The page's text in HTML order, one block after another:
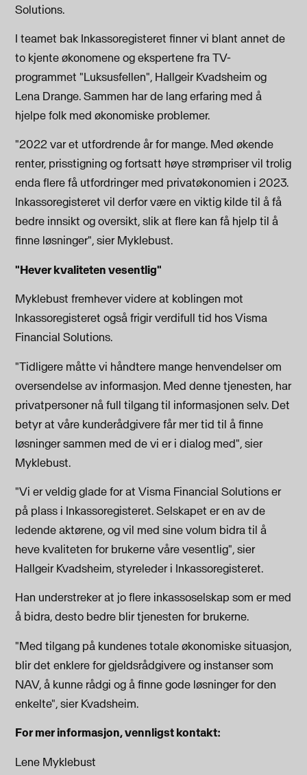
Solutions.
I teamet bak Inkassoregisteret finner vi blant annet de
to kjente økonomene og ekspertene fra TV-
programmet "Luksusfellen", Hallgeir Kvadsheim og
Lena Drange. Sammen har de lang erfaring med å
hjelpe folk med økonomiske problemer.
"2022 var et utfordrende år for mange. Med økende
renter, prisstigning og fortsatt høye strømpriser vil trolig
enda flere få utfordringer med privatøkonomien i 2023.
Inkassoregisteret vil derfor være en viktig kilde til å få
bedre innsikt og oversikt, slik at flere kan få hjelp til å
finne løsninger", sier Myklebust.
"Hever kvaliteten vesentlig"
Myklebust fremhever videre at koblingen mot
Inkassoregisteret også frigir verdifull tid hos Visma
Financial Solutions.
"Tidligere måtte vi håndtere mange henvendelser om
oversendelse av informasjon. Med denne tjenesten, har
privatpersoner nå full tilgang til informasjonen selv. Det
betyr at våre kunderådgivere får mer tid til å finne
løsninger sammen med de vi er i dialog med", sier
Myklebust.
"Vi er veldig glade for at Visma Financial Solutions er
på plass i Inkassoregisteret. Selskapet er en av de
ledende aktørene, og vil med sine volum bidra til å
heve kvaliteten for brukerne våre vesentlig", sier
Hallgeir Kvadsheim, styreleder i Inkassoregisteret.
Han understreker at jo flere inkassoselskap som er med
å bidra, desto bedre blir tjenesten for brukerne.
"Med tilgang på kundenes totale økonomiske situasjon,
blir det enklere for gjeldsrådgivere og instanser som
NAV, å kunne rådgi og å finne gode løsninger for den
enkelte", sier Kvadsheim.
For mer informasjon, vennligst kontakt:
Lene Myklebust